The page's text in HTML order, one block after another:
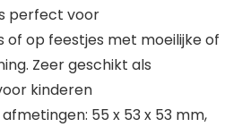
perfect voor
op feestjes met moeilijke of
Zeer geschikt als
kinderen
55 x 53 x 53 mm,